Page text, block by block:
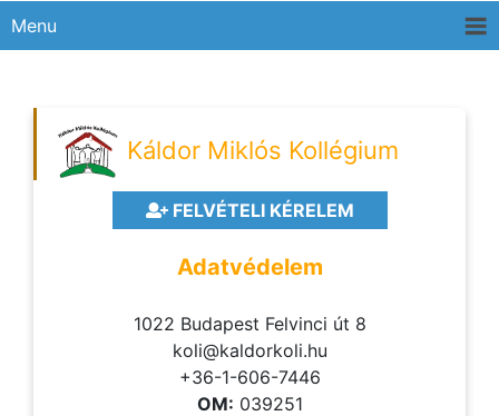
Menu
Káldor Miklós Kollégium
FELVÉTELI KÉRELEM
Adatvédelem
1022 Budapest Felvinci út 8
koli@kaldorkoli.hu
+36-1-606-7446
OM: 039251